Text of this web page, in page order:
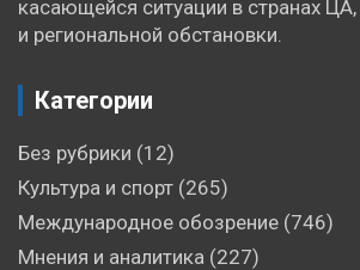
касающейся ситуации в странах
и региональной обстановки.
Категории
Без рубрики (12)
Культура и спорт (265)
Международное обозрение (746)
Мнения и аналитика (227)